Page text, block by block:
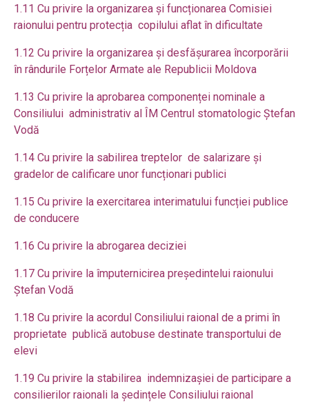
1.11 Cu privire la organizarea și funcționarea Comisiei
raionului pentru protecția copilului aflat în dificultate
1.12 Cu privire la organizarea și desfășurarea încorporării
în rândurile Forțelor Armate ale Republicii Moldova
1.13 Cu privire la aprobarea componenței nominale a
Consiliului administrativ al ÎM Centrul stomatologic Ștefan
Vodă
1.14 Cu privire la sabilirea treptelor de salarizare și
gradelor de calificare unor funcționari publici
1.15 Cu privire la exercitarea interimatului funcției publice
de conducere
1.16 Cu privire la abrogarea deciziei
1.17 Cu privire la împuternicirea președintelui raionului
Ștefan Vodă
1.18 Cu privire la acordul Consiliului raional de a primi în
proprietate publică autobuse destinate transportului de
elevi
1.19 Cu privire la stabilirea indemnizașiei de participare a
consilierilor raionali la ședințele Consiliului raional